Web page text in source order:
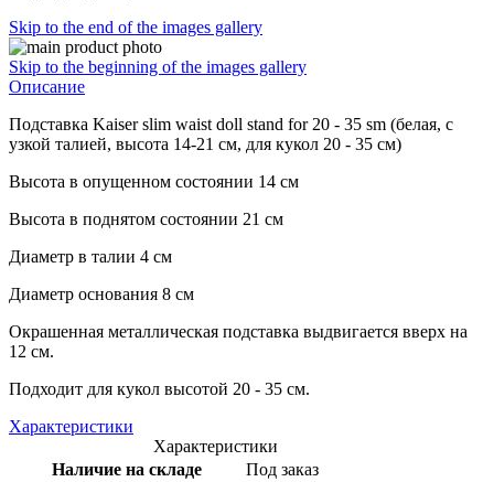
Skip to the end of the images gallery
Skip to the beginning of the images gallery
Описание
Подставка Kaiser slim waist doll stand for 20 - 35 sm (белая, с
узкой талией, высота 14-21 см, для кукол 20 - 35 см)
Высота в опущенном состоянии 14 см
Высота в поднятом состоянии 21 см
Диаметр в талии 4 см
Диаметр основания 8 см
Окрашенная металлическая подставка выдвигается вверх на
12 см.
Подходит для кукол высотой 20 - 35 см.
Характеристики
Характеристики
Наличие на складе
Под заказ